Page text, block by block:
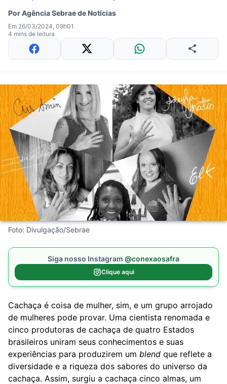
PorAgência Sebrae de Notícias
Em 26/03/2024, 09h01
4 mins de leitura
Foto: Divulgação/Sebrae
Siga nosso Instagram @conexaosafra
Clique aqui
Cachaça é coisa de mulher, sim, e um grupo arrojado
de mulheres pode provar. Uma cientista renomada e
cinco produtoras de cachaça de quatro Estados
brasileiros uniram seus conhecimentos e suas
experiências para produzirem um blend que reflete a
diversidade e a riqueza dos sabores do universo da
cachaça. Assim, surgiu a cachaça cinco almas, um